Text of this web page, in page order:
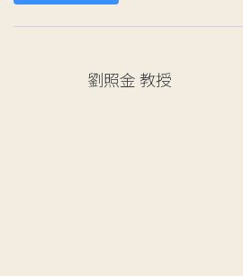
劉照金教授